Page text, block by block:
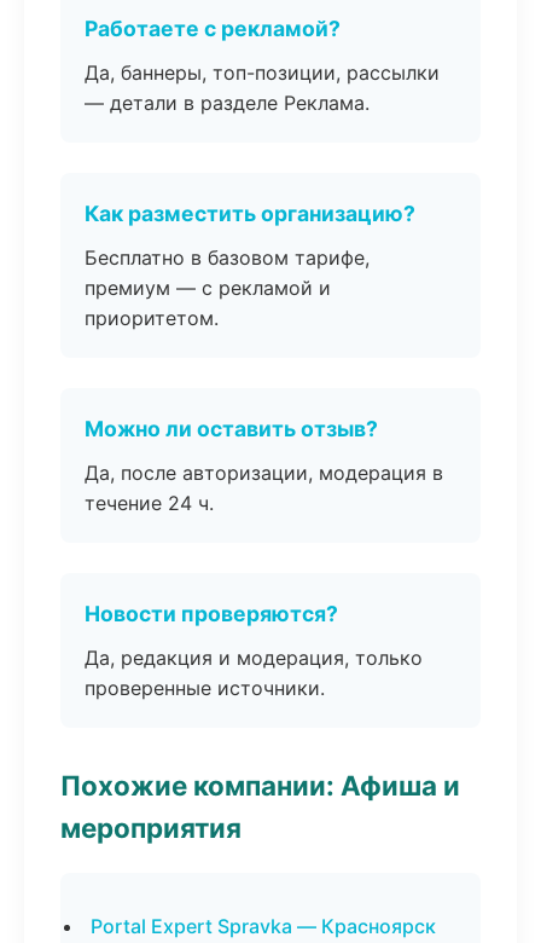
Работаете с рекламой?
Да, баннеры, топ-позиции, рассылки
— детали в разделе Реклама.
Как разместить организацию?
Бесплатно в базовом тарифе,
премиум — с рекламой и
приоритетом.
Можно ли оставить отзыв?
Да, после авторизации, модерация в
течение 24 ч.
Новости проверяются?
Да, редакция и модерация, только
проверенные источники.
Похожие компании: Афиша и
мероприятия
Portal Expert Spravka — Красноярск